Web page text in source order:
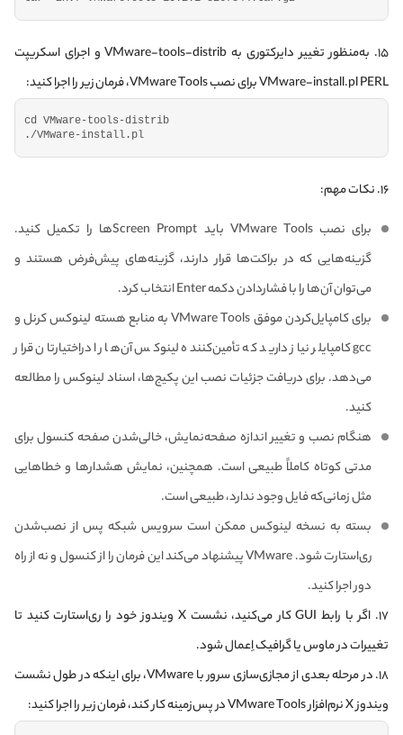
۱۵. به‌منظور تغییر دایرکتوری به VMware-tools-distrib و اجرای اسکریپت
VMware-install.pl PERL برای نصب VMware Tools، فرمان زیر را اجرا کنید:
cd VMware-tools-distrib
./VMware-install. pl
۱۶. نکات مهم:
برای نصب VMware Tools باید Screen Promptها را تکمیل کنید.
گزینه‌هایی که در براکت‌ها قرار دارند، گزینه‌های پیش‌فرض هستند و
می‌توان آن‌ها را با فشار‌دادن دکمه Enter انتخاب کرد.
برای کامپایل‌کردن موفق VMware Tools به منابع هسته لینوکس کرنل و
gcc کامپایلر نیاز دارید که تأمین‌کننده لینوکس آن‌ها را در‌اختیارتان قرار
می‌دهد. برای دریافت جزئیات نصب این پکیج‌ها، اسناد لینوکس را مطالعه
کنید.
هنگام نصب و تغییر اندازه صفحه‌نمایش، خالی‌شدن صفحه کنسول برای
مدتی کوتاه کاملاً طبیعی است. همچنین، نمایش هشدارها و خطاهایی
مثل زمانی‌که فایل وجود ندارد، طبیعی است.
بسته به نسخه لینوکس ممکن است سرویس شبکه پس از نصب‌شدن
ری‌استارت شود. VMware پیشنهاد می‌کند این فرمان را از کنسول و نه از راه
دور اجرا کنید.
۱۷. اگر با رابط GUI کار می‌کنید، نشست X ویندوز خود را ری‌استارت کنید تا
تغییرات در ماوس یا گرافیک اِعمال شود.
۱۸. در مرحله بعدی از مجازی‌سازی سرور با VMware، برای اینکه در طول نشست
ویندوز X نرم‌افزار VMware Tools در پس‌زمینه کار کند، فرمان زیر را اجرا کنید: